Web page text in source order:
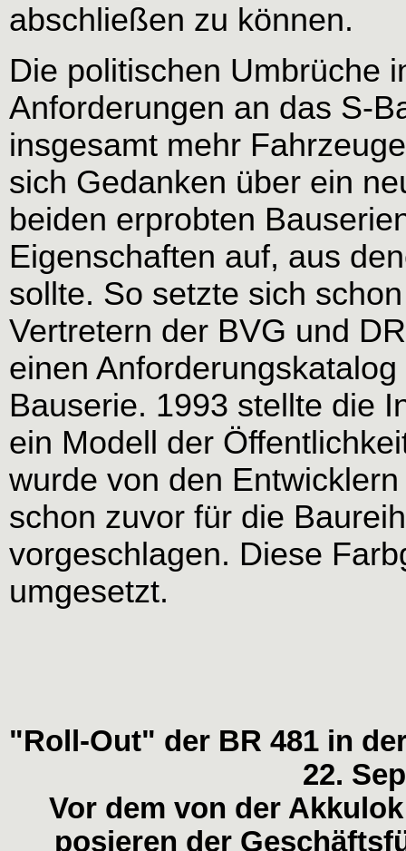
abschließen zu können.
Die politischen Umbrüche
Anforderungen an das S-
insgesamt mehr
sich Gedanken über ein
beiden erprobten
Eigenschaften auf, aus
sollte. So setzte sich
Vertretern der BVG und
einen
Bauserie. 1993 stellte die
ein Modell der
wurde von den
schon zuvor für die
vorgeschlagen. Diese
umgesetzt.
"Roll-Out" der BR 481 in
22.
Vor dem von der
posieren der